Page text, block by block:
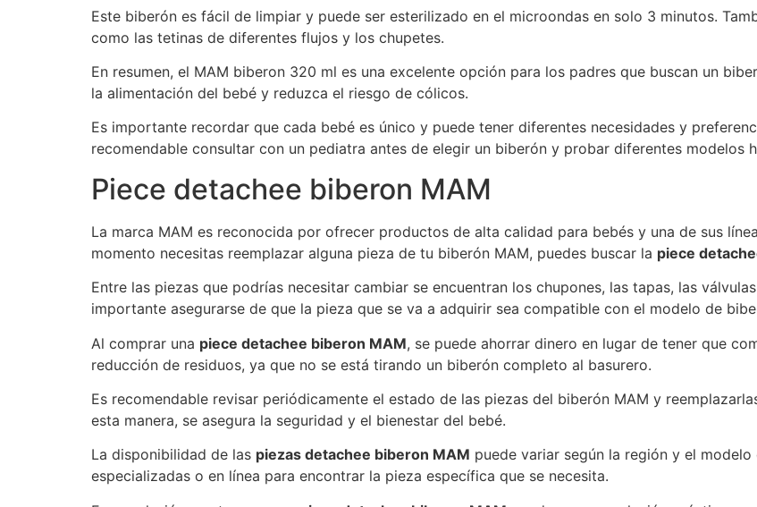
Este biberón es fácil de limpiar y puede ser esterilizado en el microondas en solo 3 minutos.
como las tetinas de diferentes flujos y los chupetes.
En resumen, el MAM biberon 320 ml es una excelente opción para los padres que buscan un
la alimentación del bebé y reduzca el riesgo de cólicos.
Es importante recordar que cada bebé es único y puede tener diferentes necesidades y
recomendable consultar con un pediatra antes de elegir un biberón y probar diferentes modelos
Piece detachee biberon MAM
La marca MAM es reconocida por ofrecer productos de alta calidad para bebés y una de sus
momento necesitas reemplazar alguna pieza de tu biberón MAM, puedes buscar la piece
Entre las piezas que podrías necesitar cambiar se encuentran los chupones, las tapas, las
importante asegurarse de que la pieza que se va a adquirir sea compatible con el modelo de
Al comprar una piece detachee biberon MAM, se puede ahorrar dinero en lugar de tener que
reducción de residuos, ya que no se está tirando un biberón completo al basurero.
Es recomendable revisar periódicamente el estado de las piezas del biberón MAM y
esta manera, se asegura la seguridad y el bienestar del bebé.
La disponibilidad de las piezas detachee biberon MAM puede variar según la región y el
especializadas o en línea para encontrar la pieza específica que se necesita.